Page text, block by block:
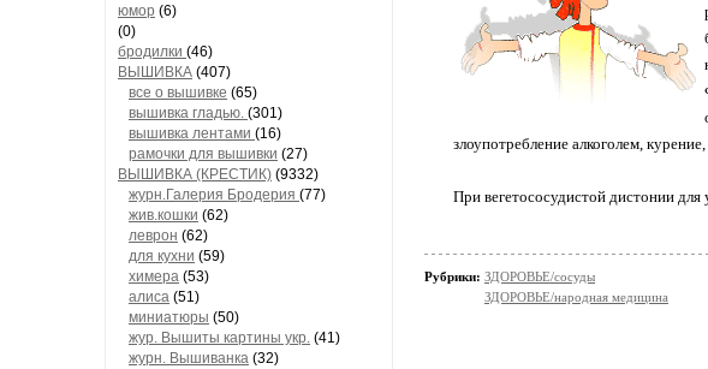
юмор (6)
(0)
бродилки (46)
ВЫШИВКА (407)
все о вышивке (65)
вышивка гладью. (301)
вышивка лентами (16)
рамочки для вышивки (27)
ВЫШИВКА (КРЕСТИК) (9332)
журн.Галерия Бродерия (77)
жив.кошки (62)
леврон (62)
для кухни (59)
химера (53)
алиса (51)
миниатюры (50)
жур. Вышиты картины укр. (41)
журн. Вышиванка (32)
злоупотребление алкоголем,
При вегетососудистой дистонии
Рубрики: ЗДОРОВЬЕ/сосуды
ЗДОРОВЬЕ/народная медицина